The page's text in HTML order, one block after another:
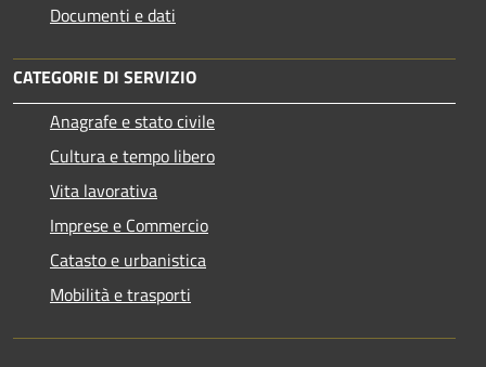
Documenti e dati
CATEGORIE DI SERVIZIO
Anagrafe e stato civile
Cultura e tempo libero
Vita lavorativa
Imprese e Commercio
Catasto e urbanistica
Mobilità e trasporti